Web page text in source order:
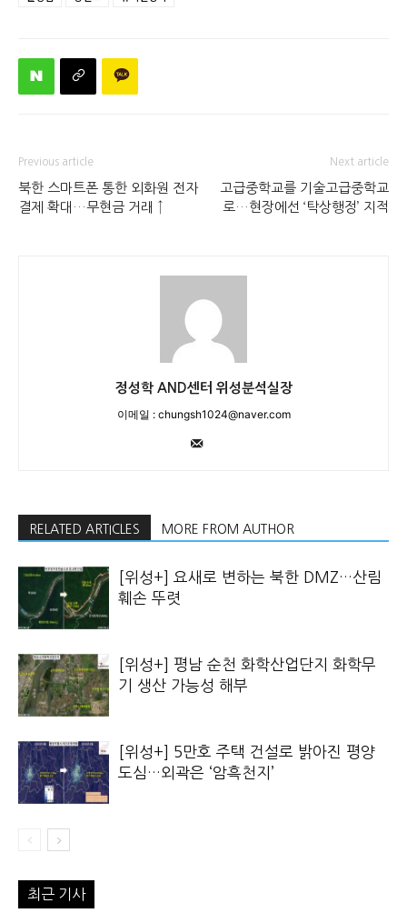
Previous article
북한 스마트폰 통한 외화원 전자
결제 확대…무현금 거래 ↑
Next article
고급중학교를 기술고급중학교
로…현장에선 ‘탁상행정’ 지적
정성학 AND센터 위성분석실장
이메일 : chungsh1024@naver.com
RELATED ARTICLES MORE FROM AUTHOR
[위성+] 요새로 변하는 북한 DMZ…산림
훼손 뚜렷
[위성+] 평남 순천 화학산업단지 화학무
기 생산 가능성 해부
[위성+] 5만호 주택 건설로 밝아진 평양
도심…외곽은 ‘암흑천지’
최근 기사